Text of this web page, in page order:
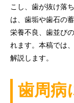
こし、歯が抜け落
は、歯垢や歯石の
栄養不良、歯並び
れます。本稿では
解説します。
歯周病